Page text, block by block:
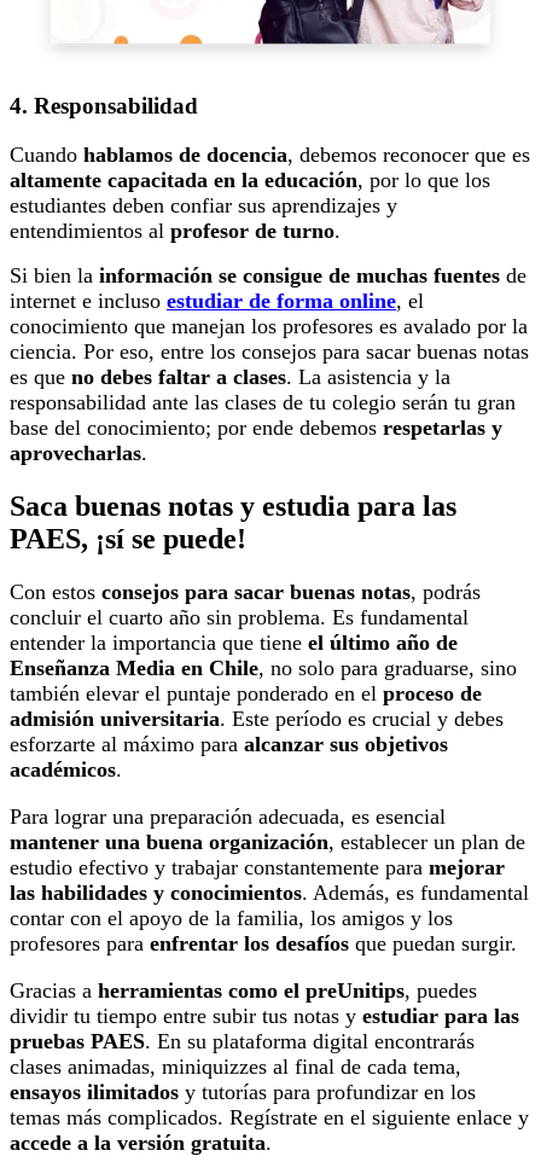
4. Responsabilidad
Cuando hablamos de docencia, debemos reconocer que es
altamente capacitada en la educación, por lo que los
estudiantes deben confiar sus aprendizajes y
entendimientos al profesor de turno.
Si bien la información se consigue de muchas fuentes de
internet e incluso estudiar de forma online, el
conocimiento que manejan los profesores es avalado por la
ciencia. Por eso, entre los consejos para sacar buenas notas
es que no debes faltar a clases. La asistencia y la
responsabilidad ante las clases de tu colegio serán tu gran
base del conocimiento; por ende debemos respetarlas y
aprovecharlas.
Saca buenas notas y estudia para las
PAES, ¡sí se puede!
Con estos consejos para sacar buenas notas, podrás
concluir el cuarto año sin problema. Es fundamental
entender la importancia que tiene el último año de
Enseñanza Media en Chile, no solo para graduarse, sino
también elevar el puntaje ponderado en el proceso de
admisión universitaria. Este período es crucial y debes
esforzarte al máximo para alcanzar sus objetivos
académicos.
Para lograr una preparación adecuada, es esencial
mantener una buena organización, establecer un plan de
estudio efectivo y trabajar constantemente para mejorar
las habilidades y conocimientos. Además, es fundamental
contar con el apoyo de la familia, los amigos y los
profesores para enfrentar los desafíos que puedan surgir.
Gracias a herramientas como el preUnitips, puedes
dividir tu tiempo entre subir tus notas y estudiar para las
pruebas PAES. En su plataforma digital encontrarás
clases animadas, miniquizzes al final de cada tema,
ensayos ilimitados y tutorías para profundizar en los
temas más complicados. Regístrate en el siguiente enlace y
accede a la versión gratuita.